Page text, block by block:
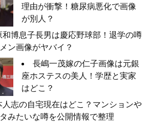
理由が衝撃！糖尿病悪化で画像
が別人？
和博息子長男は慶応野球部！退学の噂
ン画像がヤバイ？
長嶋一茂嫁の仁子画像は元銀
座ホステスの美人！学歴と実家
はどこ？
人志の自宅現在はどこ？マンションや
みたいな噂を公開情報で整理